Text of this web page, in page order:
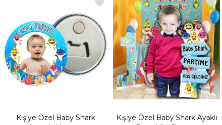
Kişiye Özel Baby Shark
Kişiye Özel Baby Shark Ayaklı